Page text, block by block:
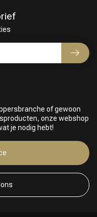
of gewoon
onze webshop
je nodig hebt!